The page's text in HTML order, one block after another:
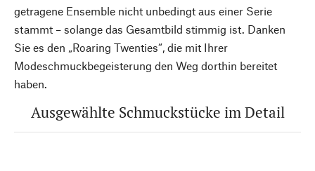
getragene Ensemble nicht unbedingt aus einer Serie
stammt – solange das Gesamtbild stimmig ist. Danken
Sie es den „Roaring Twenties“, die mit Ihrer
Modeschmuckbegeisterung den Weg dorthin bereitet
haben.
Ausgewählte Schmuckstücke im Detail